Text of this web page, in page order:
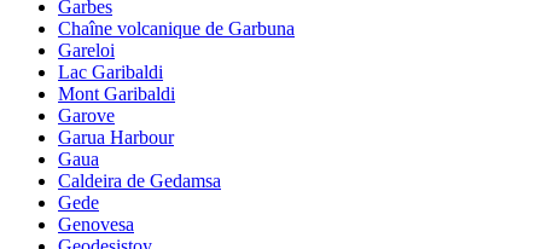
Garbes
Chaîne volcanique de Garbuna
Gareloi
Lac Garibaldi
Mont Garibaldi
Garove
Garua Harbour
Gaua
Caldeira de Gedamsa
Gede
Genovesa